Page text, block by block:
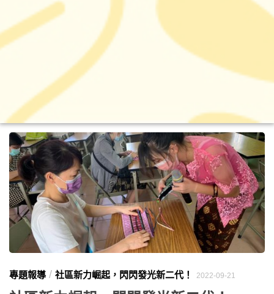
專題報導/ 社區新力崛起，閃閃發光新二代！ 2022-09-21